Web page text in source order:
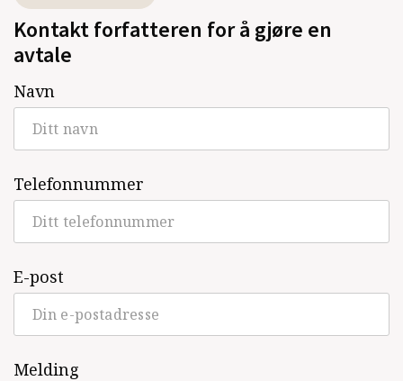
Kontakt forfatteren for å gjøre en
avtale
Navn
Telefonnummer
E-post
Melding